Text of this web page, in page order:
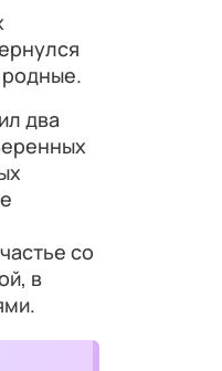
родные.
два
со
в